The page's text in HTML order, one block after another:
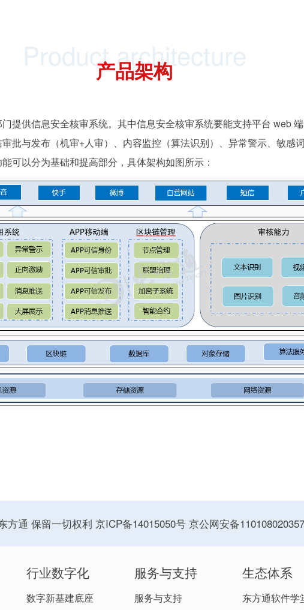
Product architecture
产品架构
提供信息安全核审系统。其中信息安全核审系统要能支持平台 web
批与发布（机审+人审）、内容监控（算法识别）、异常警示、敏感
可以分为基础和提高部分， 具体架构如图所示：
方通 保留一切权利 京ICP备14015050号 京公网安备
行业数字化
数字新基建底座
服务与支持
服务与支持
生态体系
东方通软件学